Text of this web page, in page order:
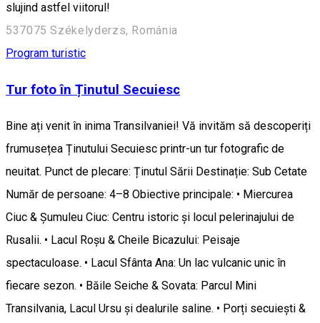
slujind astfel viitorul!
537075 Székelyderzs, Románia
Program turistic
Tur foto în Ținutul Secuiesc
Bine ați venit în inima Transilvaniei! Vă invităm să descoperiți
frumusețea Ținutului Secuiesc printr-un tur fotografic de
neuitat. Punct de plecare: Ținutul Sării Destinație: Sub Cetate
Număr de persoane: 4–8 Obiective principale: • Miercurea
Ciuc & Șumuleu Ciuc: Centru istoric și locul pelerinajului de
Rusalii. • Lacul Roșu & Cheile Bicazului: Peisaje
spectaculoase. • Lacul Sfânta Ana: Un lac vulcanic unic în
fiecare sezon. • Băile Seiche & Sovata: Parcul Mini
Transilvania, Lacul Ursu și dealurile saline. • Porți secuiești &